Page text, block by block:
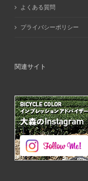
よくある質問
プライバシーポリシー
関連サイト